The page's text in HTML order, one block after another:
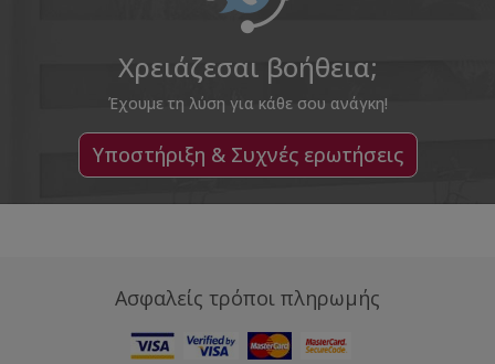
Χρειάζεσαι βοήθεια;
Έχουμε τη λύση για κάθε σου ανάγκη!
Υποστήριξη & Συχνές ερωτήσεις
Ασφαλείς τρόποι πληρωμής